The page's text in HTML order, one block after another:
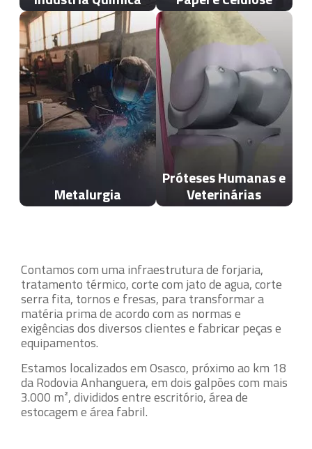
Metalurgia
Próteses Humanas e
Veterinárias
Contamos com uma infraestrutura de forjaria,
tratamento térmico, corte com jato de agua, corte
serra fita, tornos e fresas, para transformar a
matéria prima de acordo com as normas e
exigências dos diversos clientes e fabricar peças e
equipamentos.
Estamos localizados em Osasco, próximo ao km 18
da Rodovia Anhanguera, em dois galpões com mais
3.000 m², divididos entre escritório, área de
estocagem e área fabril.